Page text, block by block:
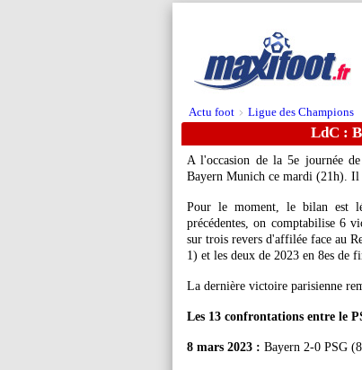
Actu foot > Ligue des Champions
LdC :
A l'occasion de la 5e journée
Bayern Munich ce mardi (21h). Il
Pour le moment, le bilan est
précédentes, on comptabilise 6
sur trois revers d'affilée face au
1) et les deux de 2023 en 8es de
La dernière victoire parisienne
Les 13 confrontations entre le
8 mars 2023 : Bayern 2-0 PSG